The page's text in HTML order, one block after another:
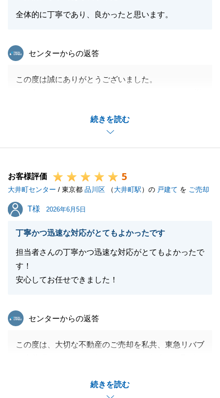
全体的に丁寧であり、良かったと思います。
続きを読む
東急リバブル
センターからの返答
この度は誠にありがとうございました。
併せてお礼申し上げます。
今後も何かあればしっかりサポートさせて頂きますの
引き続き、宜しくお願い致します。
お客様評価 5
大井町センター / 東京都 品川区 （大井町駅）の 戸建て を ご売却
T様
T様 2026年6月5日
丁寧かつ迅速な対応がとてもよかったです
担当者さんの丁寧かつ迅速な対応がとてもよかったで
す！
安心してお任せできました！
続きを読む
東急リバブル
センターからの返答
この度は、大切な不動産のご売却を私共、東急リバブ
お客様から丁寧かつ迅速な対応についてお褒めいただ